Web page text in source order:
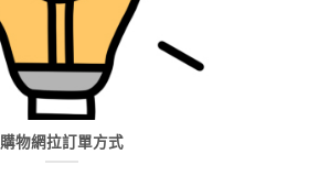
購物網拉訂單方式